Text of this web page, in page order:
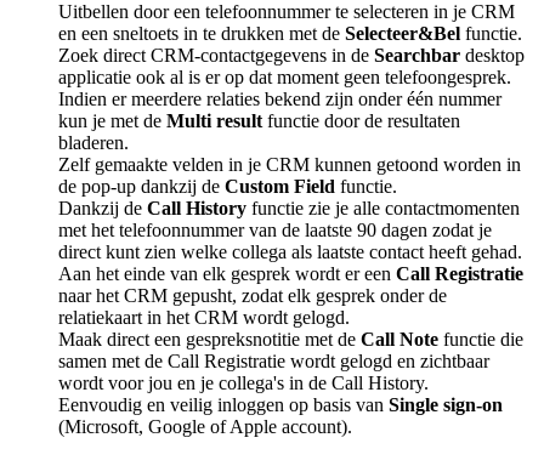
Uitbellen door een telefoonnummer te selecteren in je CRM
en een sneltoets in te drukken met de Selecteer&Bel functie.
Zoek direct CRM-contactgegevens in de Searchbar desktop
applicatie ook al is er op dat moment geen telefoongesprek.
Indien er meerdere relaties bekend zijn onder één nummer
kun je met de Multi result functie door de resultaten
bladeren.
Zelf gemaakte velden in je CRM kunnen getoond worden in
de pop-up dankzij de Custom Field functie.
Dankzij de Call History functie zie je alle contactmomenten
met het telefoonnummer van de laatste 90 dagen zodat je
direct kunt zien welke collega als laatste contact heeft gehad.
Aan het einde van elk gesprek wordt er een Call Registratie
naar het CRM gepusht, zodat elk gesprek onder de
relatiekaart in het CRM wordt gelogd.
Maak direct een gespreksnotitie met de Call Note functie die
samen met de Call Registratie wordt gelogd en zichtbaar
wordt voor jou en je collega's in de Call History.
Eenvoudig en veilig inloggen op basis van Single sign-on
(Microsoft, Google of Apple account).